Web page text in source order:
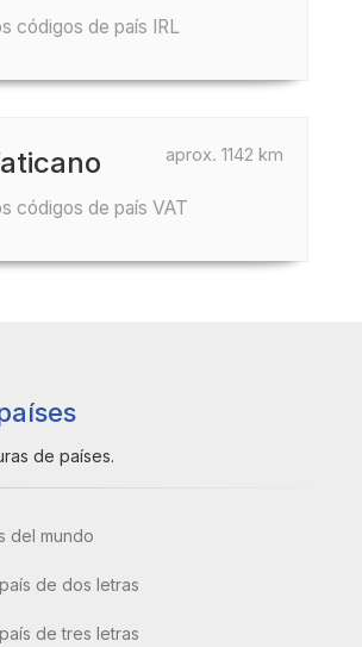
códigos de país IRL
aprox. 1142 km
códigos de país VAT
de países.
del mundo
de dos letras
de tres letras